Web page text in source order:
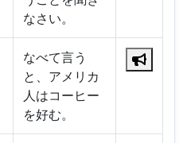
なさい。
なべて言う
と、アメリカ
人はコーヒー
を好む。